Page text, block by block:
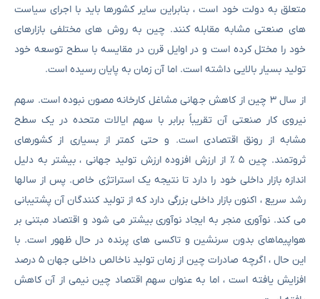
متعلق به دولت خود است ، بنابراین سایر کشورها باید با اجرای سیاست
های صنعتی مشابه مقابله کنند. چین به روش های مختلفی بازارهای
خود را مختل کرده است و در اوایل قرن در مقایسه با سطح توسعه خود
تولید بسیار بالایی داشته است. اما آن زمان به پایان رسیده است.
از سال ۳ چین از کاهش جهانی مشاغل کارخانه مصون نبوده است. سهم
نیروی کار صنعتی آن تقریباً برابر با سهم ایالات متحده در یک سطح
مشابه از رونق اقتصادی است. و حتی کمتر از بسیاری از کشورهای
ثروتمند. چین ۵ ٪ از ارزش افزوده ارزش تولید جهانی ، بیشتر به دلیل
اندازه بازار داخلی خود را دارد تا نتیجه یک استراتژی خاص. پس از سالها
رشد سریع ، اکنون بازار داخلی بزرگی دارد که از تولید کنندگان آن پشتیبانی
می کند. نوآوری منجر به ایجاد نوآوری بیشتر می شود و اقتصاد مبتنی بر
هواپیماهای بدون سرنشین و تاکسی های پرنده در حال ظهور است. با
این حال ، اگرچه صادرات چین از زمان تولید ناخالص داخلی جهان ۵ درصد
افزایش یافته است ، اما به عنوان سهم اقتصاد چین نیمی از آن کاهش